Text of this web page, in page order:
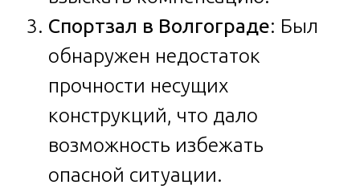
Спортзал в Волгограде: Был
обнаружен недостаток
прочности несущих
конструкций, что дало
возможность избежать
опасной ситуации.